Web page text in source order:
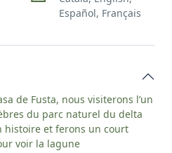
Español, Français
de Fusta, nous visiterons l’un
du parc naturel du delta
histoire et ferons un court
voir la lagune